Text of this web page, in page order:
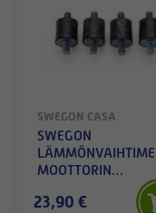
SWEGON CASA
SWEGON
MOOTTORIN
4KPL
23,90 €